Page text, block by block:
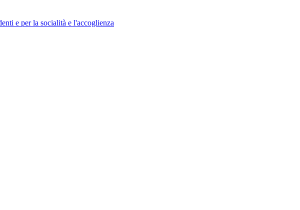
e per la socialità e l'accoglienza